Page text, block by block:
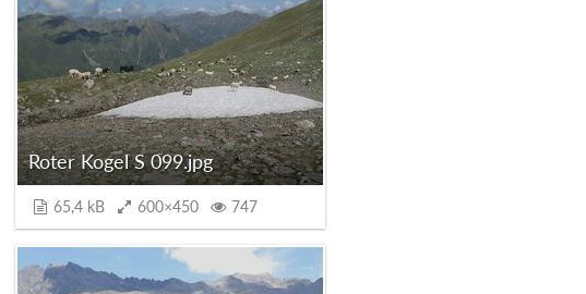
Roter Kogel S 099.jpg
65,4 kB 600×450 747